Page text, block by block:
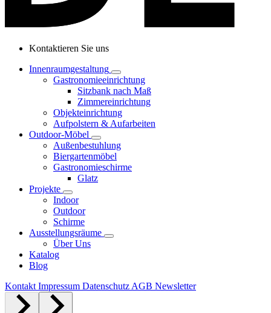
Kontaktieren Sie uns
Innenraumgestaltung
Gastronomieeinrichtung
Sitzbank nach Maß
Zimmereinrichtung
Objekteinrichtung
Aufpolstern & Aufarbeiten
Outdoor-Möbel
Außenbestuhlung
Biergartenmöbel
Gastronomieschirme
Glatz
Projekte
Indoor
Outdoor
Schirme
Ausstellungsräume
Über Uns
Katalog
Blog
Kontakt Impressum Datenschutz AGB Newsletter